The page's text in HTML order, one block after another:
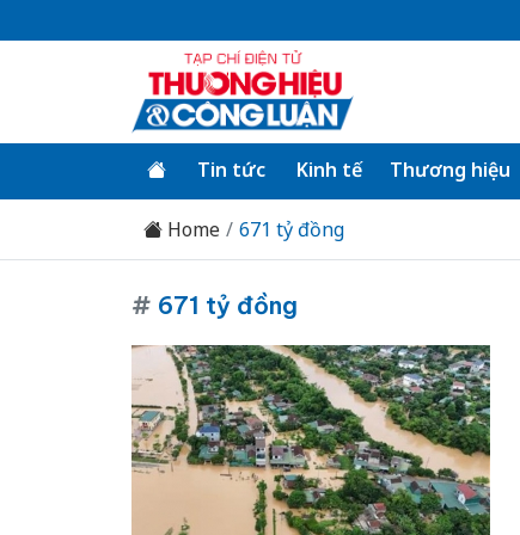
Tin tức Kinh tế Thương hiệu
Home 671 tỷ đồng
# 671 tỷ đồng